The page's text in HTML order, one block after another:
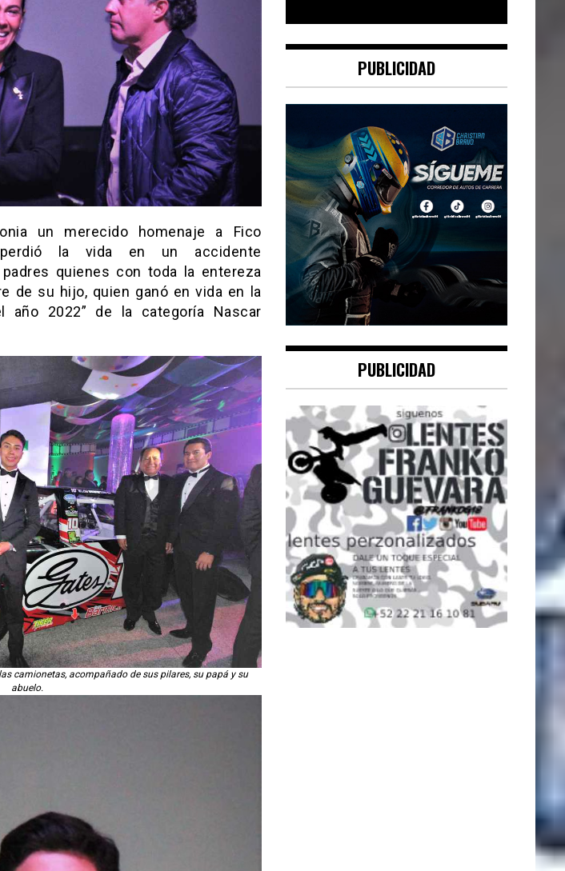
un merecido homenaje a Fico
perdió la vida en un accidente
quienes con toda la entereza
de su hijo, quien ganó en vida en la
año 2022” de la categoría Nascar
camionetas, acompañado de sus pilares, su papá y su
abuelo.
PUBLICIDAD
PUBLICIDAD